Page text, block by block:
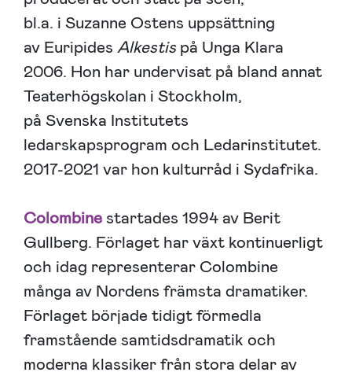
bl.a. i Suzanne Ostens uppsättning
av Euripides Alkestis på Unga Klara
2006. Hon har undervisat på bland annat
Teaterhögskolan i Stockholm,
på Svenska Institutets
ledarskapsprogram och Ledarinstitutet.
2017-2021 var hon kulturråd i Sydafrika.
Colombinestartades 1994 av Berit
Gullberg. Förlaget har växt kontinuerligt
och idag representerar Colombine
många av Nordens främsta dramatiker.
Förlaget började tidigt förmedla
framstående samtidsdramatik och
moderna klassiker från stora delar av